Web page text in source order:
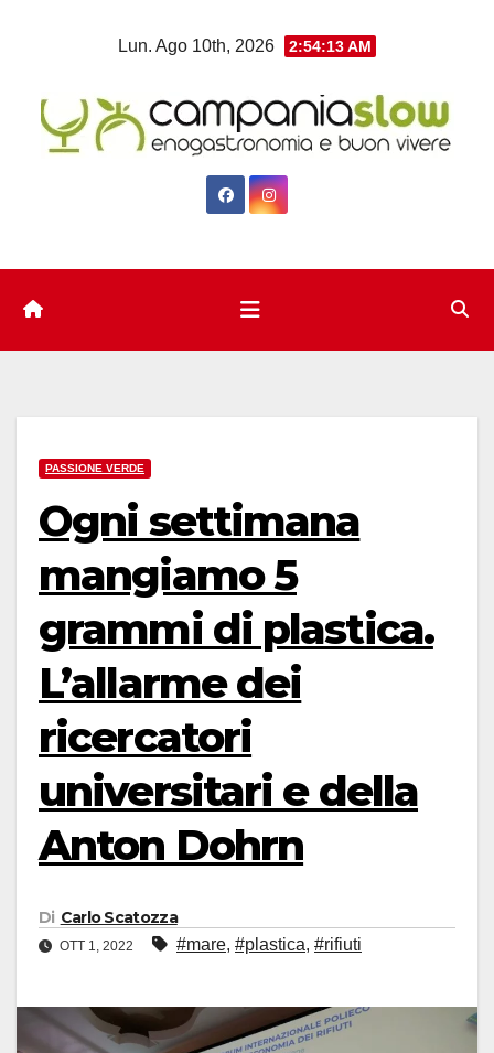
Lun. Ago 10th, 2026 2:54:13 AM
PASSIONE VERDE
Ogni settimana
mangiamo 5
grammi di plastica.
L’allarme dei
ricercatori
universitari e della
Anton Dohrn
Di Carlo Scatozza
OTT 1, 2022 #mare, #plastica, #rifiuti